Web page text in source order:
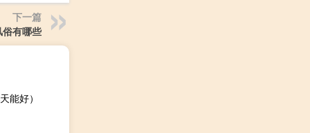
下一篇
有哪些
能好）